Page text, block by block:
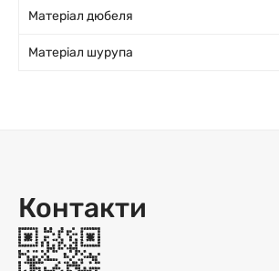
Матеріал дюбеля
Матеріал шурупа
Контакти